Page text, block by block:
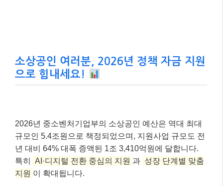
소상공인 여러분, 2026년 정책 자금 지원
으로 힘내세요!
2026년 중소벤처기업부의 소상공인 예산은 역대 최대
규모인 5.4조원으로 책정되었으며, 지원사업 규모도 전
년 대비 64% 대폭 증액된 1조 3,410억원에 달합니다.
특히
AI·디지털 전환 중심의 지원 과 성장 단계별 맞춤
지원 이 확대됩니다.